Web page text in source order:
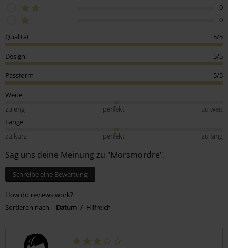
0
0
Qualität
5/5
Design 5/5
Passform 5/5
Weite
zu eng
perfekt
zu weit
Länge
zu kurz
perfekt zu lang
Sag uns deine Meinung zu "Morsmordre".
Schreibe eine Bewertung
How do reviews work?
Sortieren nach
Datum Hilfreich